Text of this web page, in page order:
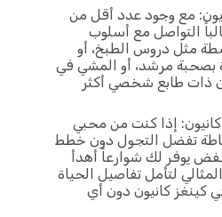
مع وجود عدد أقل من
التواصل مع أسلوب
مثل دروس الطبخ، أو
بصحبة مرشد، أو المشي في
ذات طابع شخصي أكثر
كانيون: إذا كنت من محبي
تفضل التجول دون خطط
يوفر لك شوارعاً أهدأ
لتأمل تفاصيل الحياة
كينغز كانيون دون أي